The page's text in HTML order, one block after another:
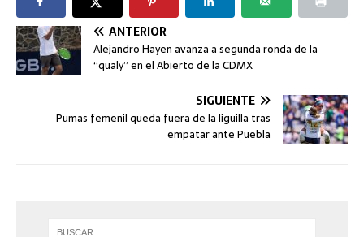
ANTERIOR
Alejandro Hayen avanza a segunda ronda de la
“qualy” en el Abierto de la CDMX
SIGUIENTE
Pumas femenil queda fuera de la liguilla tras
empatar ante Puebla